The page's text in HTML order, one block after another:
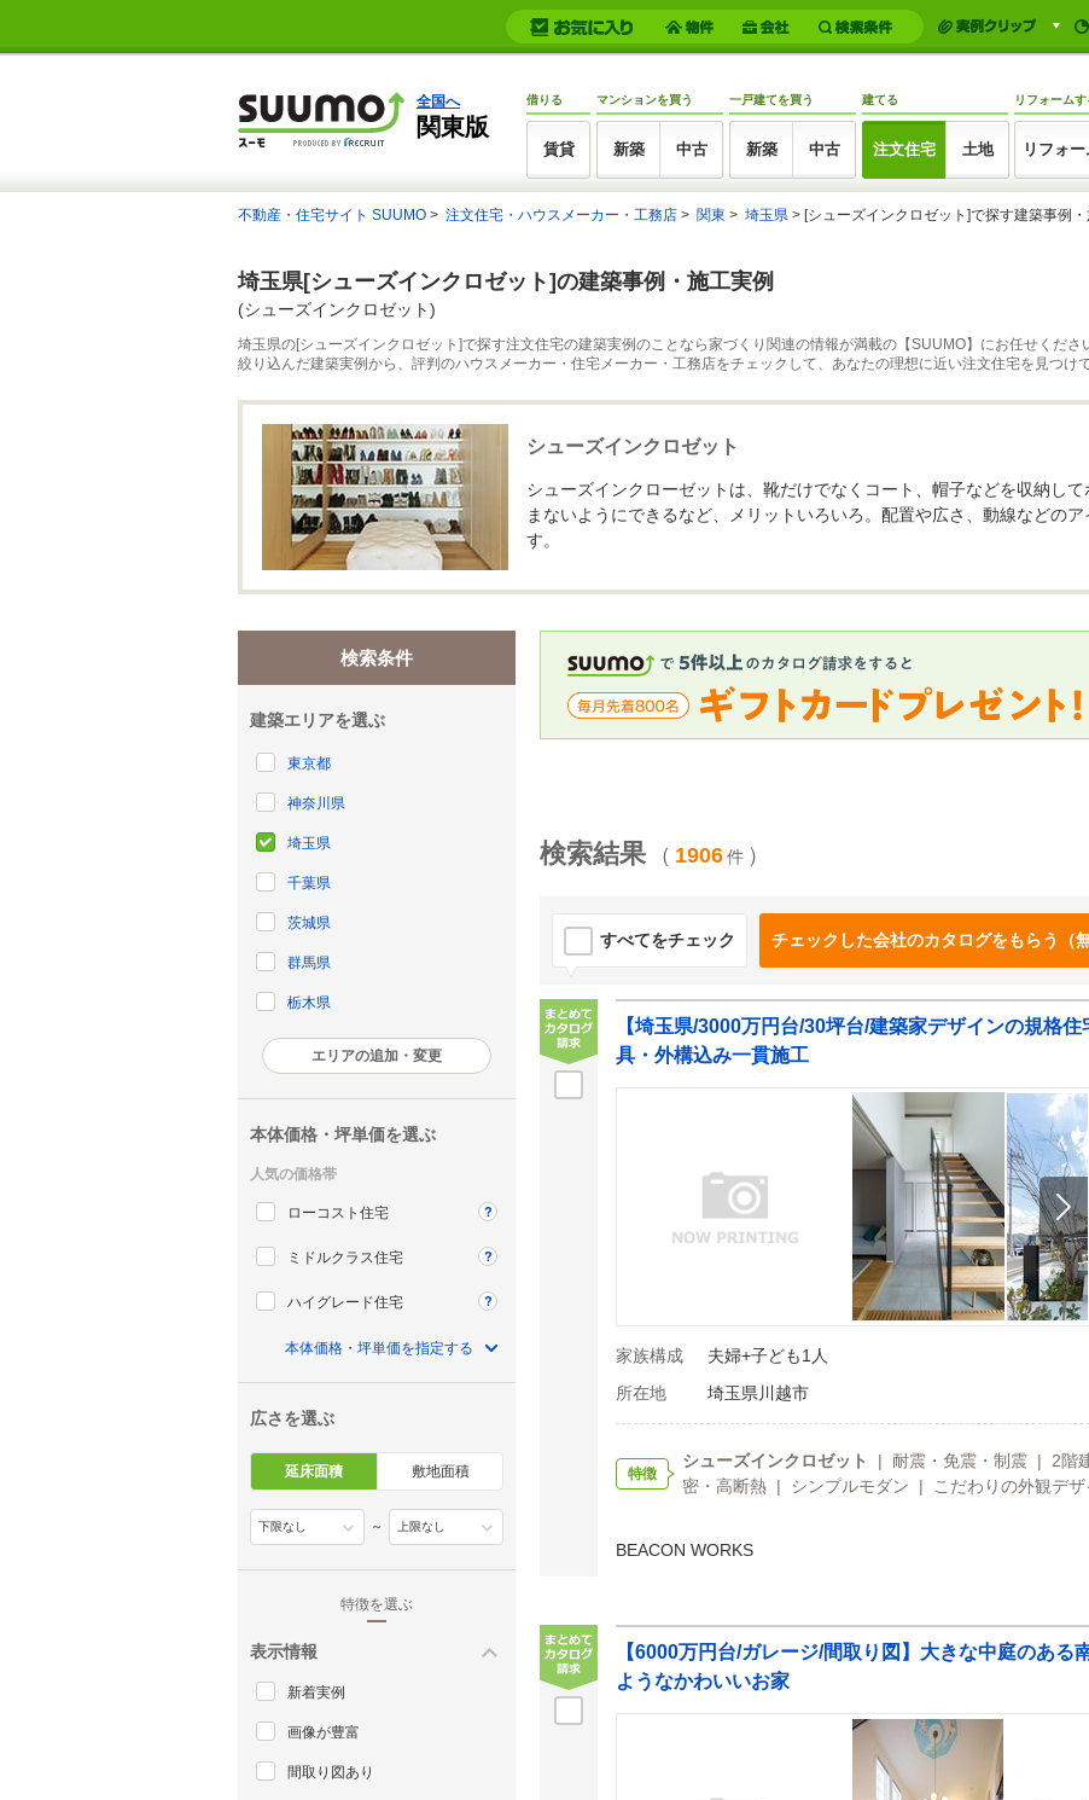
全国へ
関東版
借りる
賃貸
マンションを買う
新築 中古
一戸建てを買う
新築 中古
建てる
注文住宅 土地
リフォームす
リフォー
不動産・住宅サイト SUUMO 注文住宅・ハウスメーカー・工務店 関東 埼玉県 [シューズインクロゼット]で探す建築事例・
埼玉県[シューズインクロゼット]の建築事例・施工実例
(シューズインクロゼット)
埼玉県の[シューズインクロゼット]で探す注文住宅の建築実例のことなら家づくり関連の情報が満載の【SUUMO】にお任せくだ
絞り込んだ建築実例から、評判のハウスメーカー・住宅メーカー・工務店をチェックして、あなたの理想に近い注文住宅を見つけて
シューズインクロゼット
シューズインクローゼットは、靴だけでなくコート、帽子などを収納し
まないようにできるなど、メリットいろいろ。配置や広さ、動線などの
す。
検索条件
建築エリアを選ぶ
東京都
神奈川県
埼玉県
千葉県
茨城県
群馬県
栃木県
エリアの追加・変更
本体価格・坪単価を選ぶ
人気の価格帯
ローコスト住宅
ミドルクラス住宅
ハイグレード住宅
本体価格・坪単価を指定する
広さを選ぶ
延床面積 敷地面積
～
特徴を選ぶ
表示情報
新着実例
画像が豊富
間取り図あり
検索結果 （ 1906件 ）
すべてをチェック チェックした会社のカタログをもらう（無
【埼玉県/3000万円台/30坪台/建築家デザインの規格
具・外構込み一貫施工
家族構成
夫婦+子ども1人
所在地
埼玉県川越市
特徴
シューズインクロゼット
| 耐震・免震・制震 | 2
密・高断熱 | シンプルモダン | こだわりの外観デ
BEACON WORKS
【6000万円台/ガレージ/間取り図】大きな中庭のあ
ようなかわいいお家